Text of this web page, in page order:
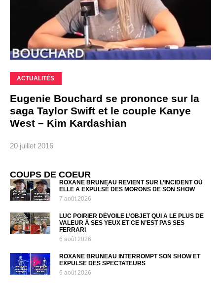
ACTUALITÉS
Eugenie Bouchard se prononce sur la
saga Taylor Swift et le couple Kanye
West – Kim Kardashian
20 juillet 2016
COUPS DE COEUR
ROXANE BRUNEAU REVIENT SUR L’INCIDENT OÙ
ELLE A EXPULSÉ DES MORONS DE SON SHOW
7 août 2026
LUC POIRIER DÉVOILE L’OBJET QUI A LE PLUS DE
VALEUR À SES YEUX ET CE N’EST PAS SES
FERRARI
6 août 2026
ROXANE BRUNEAU INTERROMPT SON SHOW ET
EXPULSE DES SPECTATEURS
6 août 2026